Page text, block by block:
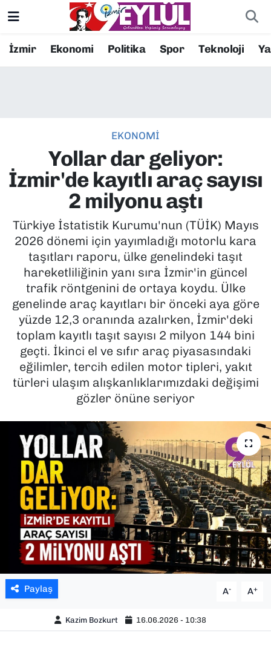
İzmir Ekonomi Politika Spor Teknoloji
EKONOMİ
Yollar dar geliyor:
İzmir'de kayıtlı araç sayısı
2 milyonu aştı
Türkiye İstatistik Kurumu'nun (TÜİK) Mayıs
2026 dönemi için yayımladığı motorlu kara
taşıtları raporu, ülke genelindeki taşıt
hareketliliğinin yanı sıra İzmir'in güncel
trafik röntgenini de ortaya koydu. Ülke
genelinde araç kayıtları bir önceki aya göre
yüzde 12,3 oranında azalırken, İzmir'deki
toplam kayıtlı taşıt sayısı 2 milyon 144 bini
geçti. İkinci el ve sıfır araç piyasasındaki
eğilimler, tercih edilen motor tipleri, yakıt
türleri ulaşım alışkanlıklarımızdaki değişimi
gözler önüne seriyor
Paylaş A- A+
Kazim Bozkurt 16.06.2026 - 10:38
Resmi İlanlar
EKONOMİ
KÜLTÜR SANAT
MAGAZİN
POLİTİKA
SAĞLIK
SPOR
TEKNOLOJİ
YAŞAM
Konak Nöbetçi Eczaneler
Süper Lig Puan Durumu ve Fikstür
Tüm Manşetler
Son Dakika Haberleri
Haber Arşivi